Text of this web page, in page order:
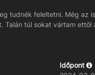
tudnék feleltetni. Még az
Talán túl sokat vártam
Időpont